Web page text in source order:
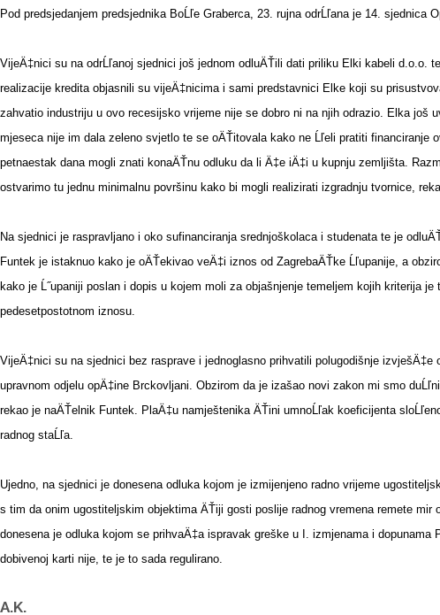
Pod predsjedanjem predsjednika BoĹľe Graberca, 23. rujna odrĹľana je 14. sjednica
VijeÄ‡nici su na odrĹľanoj sjednici još jednom odluÄŤili dati priliku Elki kabeli d.o.o.
realizacije kredita objasnili su vijeÄ‡nicima i sami predstavnici Elke koji su
zahvatio industriju u ovo recesijsko vrijeme nije se dobro ni na njih odrazio. Elka
mjeseca nije im dala zeleno svjetlo te se oÄŤitovala kako ne Ĺľeli pratiti
petnaestak dana mogli znati konaÄŤnu odluku da li Ä‡e iÄ‡i u kupnju zemljišta.
ostvarimo tu jednu minimalnu površinu kako bi mogli realizirati izgradnju tvornice,
Na sjednici je raspravljano i oko sufinanciranja srednjoškolaca i studenata te je
Funtek je istaknuo kako je oÄŤekivao veÄ‡i iznos od ZagrebaÄŤke Ĺľupanije, a
kako je Ĺ˝upaniji poslan i dopis u kojem moli za objašnjenje temeljem kojih kriterija
pedesetpostotnom iznosu.
VijeÄ‡nici su na sjednici bez rasprave i jednoglasno prihvatili polugodišnje
upravnom odjelu opÄ‡ine Brckovljani. Obzirom da je izašao novi zakon mi smo
rekao je naÄŤelnik Funtek. PlaÄ‡u namještenika ÄŤini umnoĹľak koeficijenta
radnog staĹľa.
Ujedno, na sjednici je donesena odluka kojom je izmijenjeno radno vrijeme
s tim da onim ugostiteljskim objektima ÄŤiji gosti poslije radnog vremena remete
donesena je odluka kojom se prihvaÄ‡a ispravak greške u I. izmjenama i
dobivenoj karti nije, te je to sada regulirano.
A.K.